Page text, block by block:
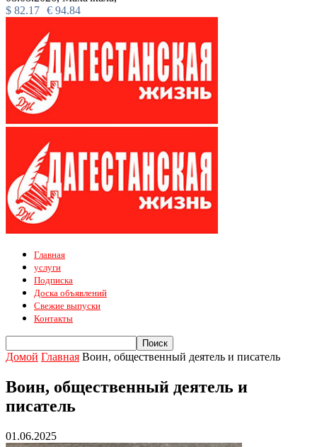
$ 82.17 € 94.84
Главная
услуги
Подписка
Доска объявлений
Свежие выпуски
Контакты
Домой Главная Воин, общественный деятель и писатель
Воин, общественный деятель и
писатель
01.06.2025